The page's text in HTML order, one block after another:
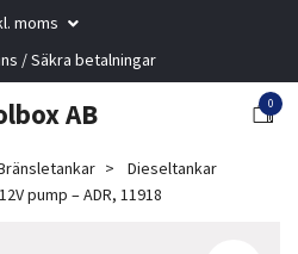
moms
/ Säkra betalningar
AB 0
Dieseltankar
pump – ADR, 11918